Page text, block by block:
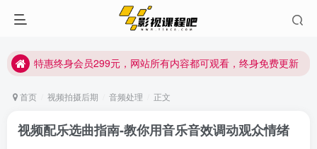
特惠终身会员299元，网站所有内容都可观看，终身免费更新
特惠终身会员299元，网站所有内容都可观看，终身免费更新
首页 视频拍摄后期 音频处理 正文
视频配乐选曲指南-教你用音乐音效调动观众情绪